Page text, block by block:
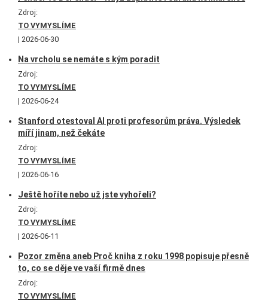
Zdroj:
TO VYMYSLÍME
2026-06-30
Na vrcholu se nemáte s kým poradit
Zdroj:
TO VYMYSLÍME
2026-06-24
Stanford otestoval AI proti profesorům práva. Výsledek
míří jinam, než čekáte
Zdroj:
TO VYMYSLÍME
2026-06-16
Ještě hoříte nebo už jste vyhořeli?
Zdroj:
TO VYMYSLÍME
2026-06-11
Pozor změna aneb Proč kniha z roku 1998 popisuje přesně
to, co se děje ve vaší firmě dnes
Zdroj:
TO VYMYSLÍME